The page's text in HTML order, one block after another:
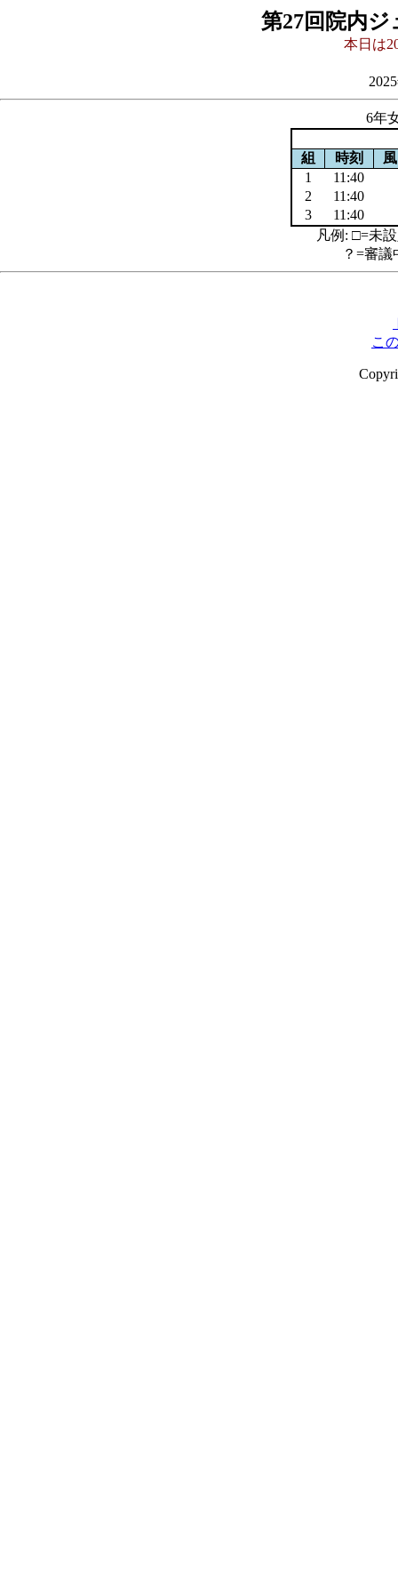
第27回院内
本日は
6年
組 時刻
風
1
11:40
2
11:40
3
11:40
凡例: □=未
？=審
こ